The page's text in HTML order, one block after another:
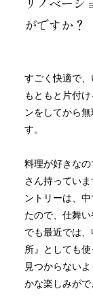
がですか？
すごく快適で、
もともと片付
ンをしてから
す。
料理が好きな
さん持ってい
ントリーは、
たので、仕舞
でも最近では
所』としても
見つからない
かな楽しみがで